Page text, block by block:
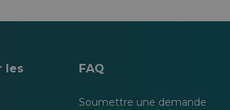
les
FAQ
Soumettre une demande